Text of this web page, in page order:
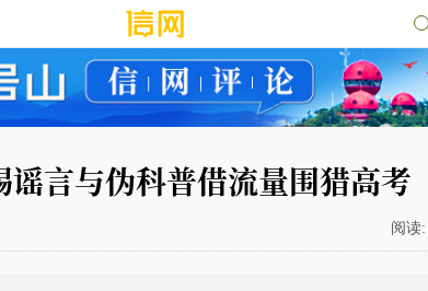
谣言与伪科普借流量围猎高考
阅读: